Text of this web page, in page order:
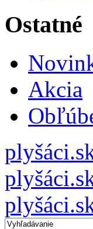
Ostatné
Akcia